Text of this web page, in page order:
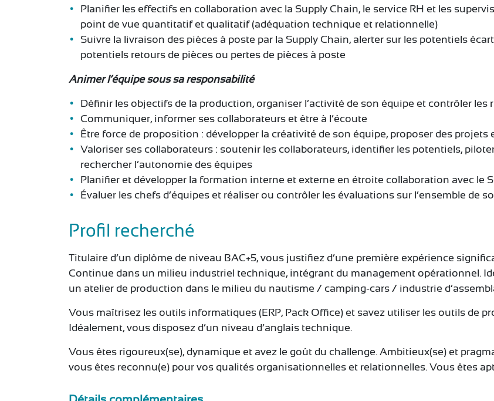
Planifier les effectifs en collaboration avec la Supply Chain, le service RH et les
point de vue quantitatif et qualitatif (adéquation technique et relationnelle)
Suivre la livraison des pièces à poste par la Supply Chain, alerter sur les potentiels
potentiels retours de pièces ou pertes de pièces à poste
Animer l’équipe sous sa responsabilité
Définir les objectifs de la production, organiser l’activité de son équipe et contrôler les
Communiquer, informer ses collaborateurs et être à l’écoute
Être force de proposition : développer la créativité de son équipe, proposer des
Valoriser ses collaborateurs : soutenir les collaborateurs, identifier les potentiels,
rechercher l’autonomie des équipes
Planifier et développer la formation interne et externe en étroite collaboration avec le
Évaluer les chefs d’équipes et réaliser ou contrôler les évaluations sur l’ensemble de
Profil recherché
Titulaire d’un diplôme de niveau BAC+5, vous justifiez d’une première expérience
Continue dans un milieu industriel technique, intégrant du management opérationnel.
un atelier de production dans le milieu du nautisme / camping-cars / industrie
Vous maîtrisez les outils informatiques (ERP, Pack Office) et savez utiliser les outils de
Idéalement, vous disposez d’un niveau d’anglais technique.
Vous êtes rigoureux(se), dynamique et avez le goût du challenge. Ambitieux(se) et
vous êtes reconnu(e) pour vos qualités organisationnelles et relationnelles. Vous êtes